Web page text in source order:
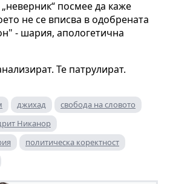
посмее да каже
не се вписва в одобрената
- шария, апологетична
Те патрулират.
джихад
свобода на словото
Никанор
политическа коректност